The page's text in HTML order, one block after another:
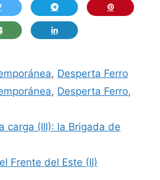
, Desperta Ferro
, Desperta Ferro,
carga (III): la Brigada de
Frente del Este (II)